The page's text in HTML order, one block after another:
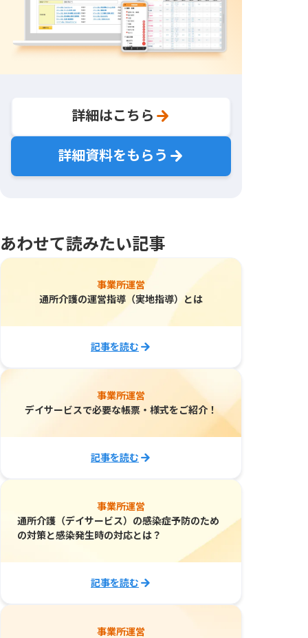
詳細はこちら
詳細資料をもらう
あわせて読みたい記事
事業所運営
通所介護の運営指導（実地指導）とは
記事を読む
事業所運営
デイサービスで必要な帳票・様式をご紹介！
記事を読む
事業所運営
通所介護（デイサービス）の感染症予防のため
の対策と感染発生時の対応とは？
記事を読む
事業所運営